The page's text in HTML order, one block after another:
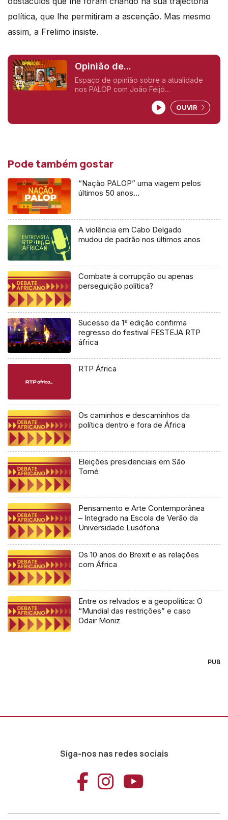
política, que lhe permitiram a ascenção. Mas mesmo
assim, a Frelimo insiste.
Opinião de...
Espaço de opinião sobre a atualidade
nos PALOP com João Feijó
Verde), Tamilton Teixeira (Guiné-Bissau),
Carlos Rosado de Carvalho (Angola), e
Gelson Baía (São Tomé e Príncipe),
OUVIR
Pode também gostar
“Nação PALOP” uma viagem pelos
últimos 50 anos…
A violência em Cabo Delgado
mudou de padrão nos últimos anos
Combate à corrupção ou apenas
perseguição política?
Sucesso da 1ª edição confirma
regresso do festival FESTEJA RTP
áfrica
RTP África
Os caminhos e descaminhos da
política dentro e fora de África
Eleições presidenciais em São
Tomé
Pensamento e Arte Contemporânea
– Integrado na Escola de Verão da
Universidade Lusófona
Os 10 anos do Brexit e as relações
com África
Entre os relvados e a geopolítica: O
“Mundial das restrições” e caso
Odair Moniz
PUB
Siga-nos nas redes sociais
Aceder ao
Aceder ao
Aceder